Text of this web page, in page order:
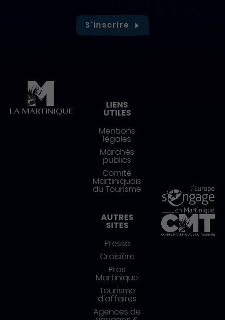
S'inscrire
LIENS
UTILES
Mentions
légales
Marchés
publics
Comité
Martiniquais
du Tourisme
AUTRES
SITES
Presse
Croisière
Pros
Martinique
Tourisme
d'affaires
Agences de